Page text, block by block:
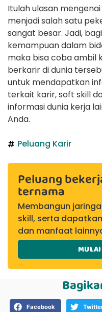
Itulah ulasan
menjadi salah satu
sangat besar. Jadi,
kemampuan dalam
maka bisa coba ambil
berkarir di dunia
untuk mendapatkan
terkait karir, soft skill
informasi dunia kerja
Anda.
Peluang Karir
Peluang
ternama
Membangun
skill, serta
dan manfaat
MULAI
Facebook